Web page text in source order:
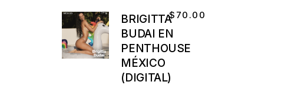
BRIGITTA
BUDAI EN
PENTHOUSE
MÉXICO
(DIGITAL)
$ 70.00